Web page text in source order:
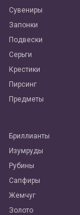
Сувениры
Запонки
Подвески
Серьги
Крестики
Пирсинг
Предметы
Бриллианты
Изумруды
Рубины
Сапфиры
Жемчуг
Золото